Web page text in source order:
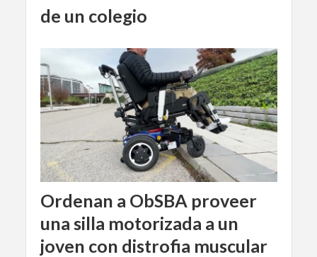
de un colegio
Ordenan a ObSBA proveer
una silla motorizada a un
joven con distrofia muscular